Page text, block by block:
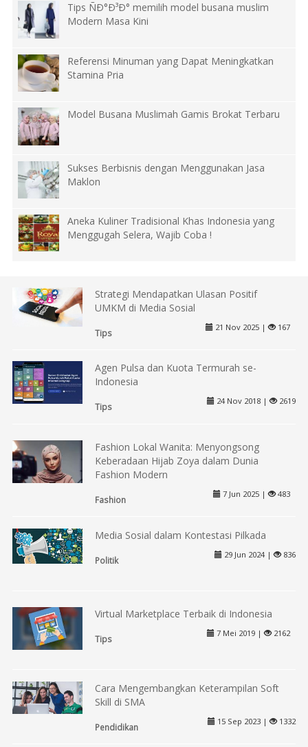
Tips ÑÐ°Ð³Ð° memilih model busana muslim
Modern Masa Kini
Referensi Minuman yang Dapat Meningkatkan
Stamina Pria
Model Busana Muslimah Gamis Brokat Terbaru
Sukses Berbisnis dengan Menggunakan Jasa
Maklon
Aneka Kuliner Tradisional Khas Indonesia yang
Menggugah Selera, Wajib Coba !
Strategi Mendapatkan Ulasan Positif
UMKM di Media Sosial
Tips
21 Nov 2025 | 167
Agen Pulsa dan Kuota Termurah se-
Indonesia
Tips
24 Nov 2018 | 2619
Fashion Lokal Wanita: Menyongsong
Keberadaan Hijab Zoya dalam Dunia
Fashion Modern
Fashion
7 Jun 2025 | 483
Media Sosial dalam Kontestasi Pilkada
Politik
29 Jun 2024 | 836
Virtual Marketplace Terbaik di Indonesia
Tips
7 Mei 2019 | 2162
Cara Mengembangkan Keterampilan Soft
Skill di SMA
Pendidikan
15 Sep 2023 | 1332